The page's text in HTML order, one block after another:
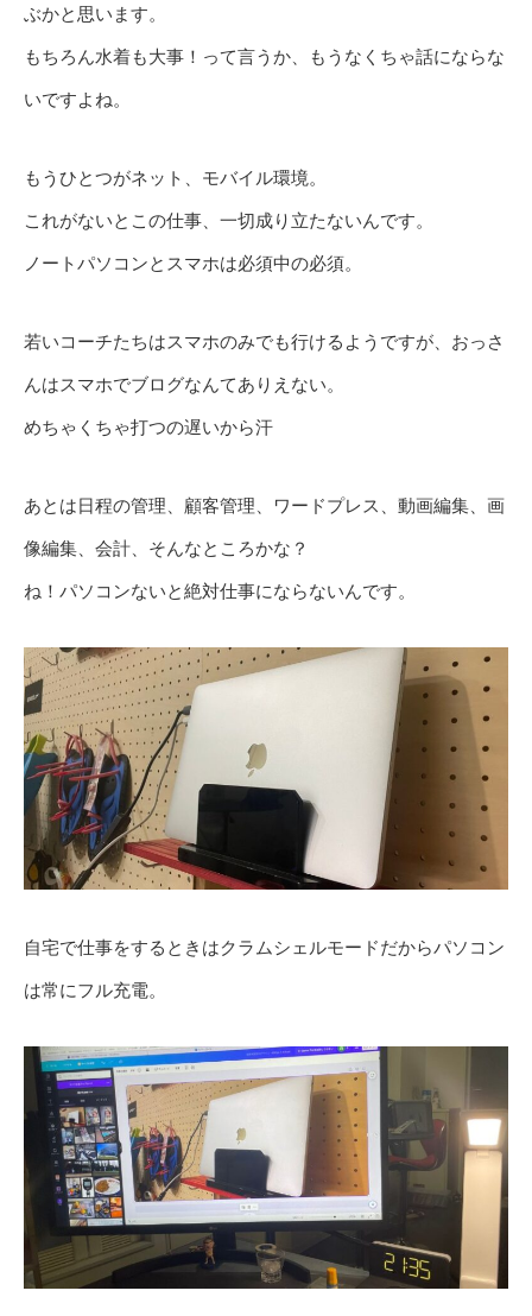
ぶかと思います。
もちろん水着も大事！って言うか、もうなくちゃ話にならな
いですよね。
もうひとつがネット、モバイル環境。
これがないとこの仕事、一切成り立たないんです。
ノートパソコンとスマホは必須中の必須。
若いコーチたちはスマホのみでも行けるようですが、おっさ
んはスマホでブログなんてありえない。
めちゃくちゃ打つの遅いから汗
あとは日程の管理、顧客管理、ワードプレス、動画編集、画
像編集、会計、そんなところかな？
ね！パソコンないと絶対仕事にならないんです。
自宅で仕事をするときはクラムシェルモードだからパソコン
は常にフル充電。